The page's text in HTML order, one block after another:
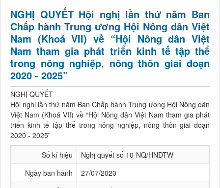
NGHỊ QUYẾT Hội nghị lần thứ năm Ban
Chấp hành Trung ương Hội Nông dân Việt
Nam (Khoá VII) về “Hội Nông dân Việt
Nam tham gia phát triển kinh tế tập thể
trong nông nghiệp, nông thôn giai đoạn
2020 - 2025”
NGHỊ QUYẾT
Hội nghị lần thứ năm Ban Chấp hành Trung ương Hội Nông dân
Việt Nam (Khoá VII) về “Hội Nông dân Việt Nam tham gia phát
triển kinh tế tập thể trong nông nghiệp, nông thôn giai đoạn
2020 - 2025”
Số kí hiệu
Nghị quyết số 10-NQ/HNDTW
Ngày ban hành
27/07/2020